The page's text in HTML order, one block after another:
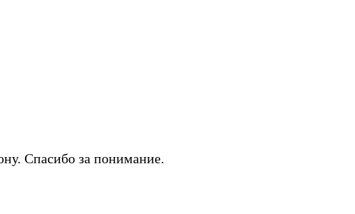
Спасибо за понимание.